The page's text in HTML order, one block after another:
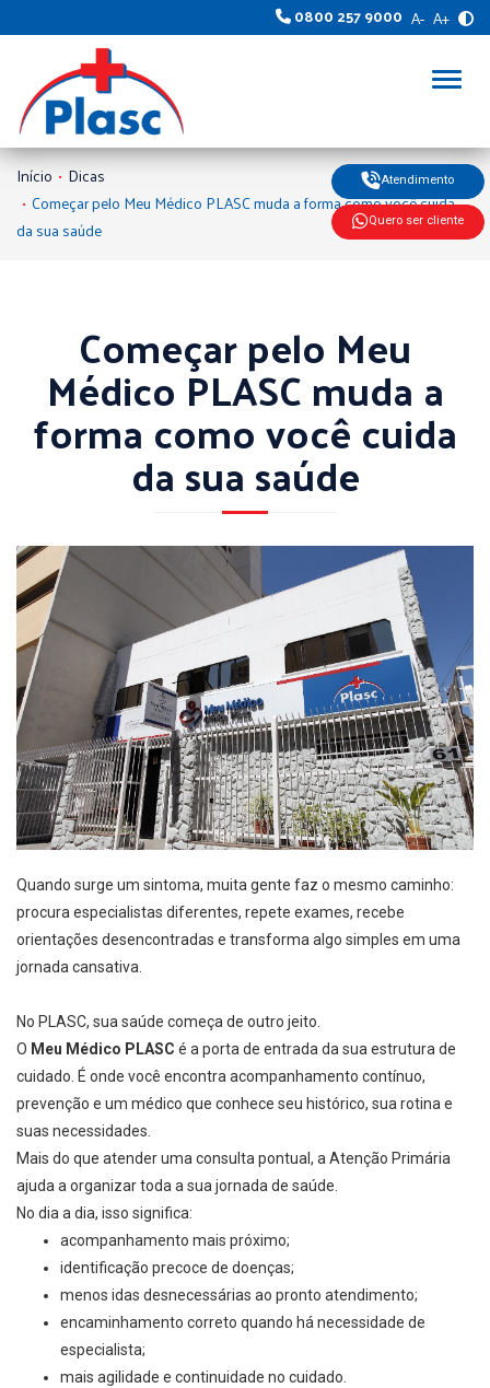
0800 257 9000 A- A+
Atendimento
Quero ser cliente
Início
Dicas
Começar pelo Meu Médico PLASC muda a forma como você cuida
da sua saúde
Começar pelo Meu
Médico PLASC muda a
forma como você cuida
da sua saúde
Quando surge um sintoma, muita gente faz o mesmo caminho:
procura especialistas diferentes, repete exames, recebe
orientações desencontradas e transforma algo simples em uma
jornada cansativa.
No PLASC, sua saúde começa de outro jeito.
O Meu Médico PLASC é a porta de entrada da sua estrutura de
cuidado. É onde você encontra acompanhamento contínuo,
prevenção e um médico que conhece seu histórico, sua rotina e
suas necessidades.
Mais do que atender uma consulta pontual, a Atenção Primária
ajuda a organizar toda a sua jornada de saúde.
No dia a dia, isso significa:
acompanhamento mais próximo;
identificação precoce de doenças;
menos idas desnecessárias ao pronto atendimento;
encaminhamento correto quando há necessidade de
especialista;
mais agilidade e continuidade no cuidado.